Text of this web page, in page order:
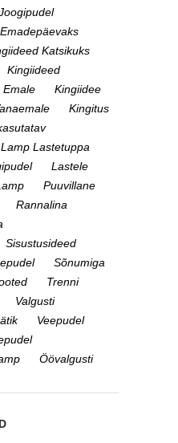
Katsikuks
Kingiideed
Emale
Kingiidee
Kingitus
Lamp Lastetuppa
Lastele
Puuvillane
Rannalina
Sisustusideed
Sõnumiga
Trenni
Valgusti
Veepudel
Öövalgusti